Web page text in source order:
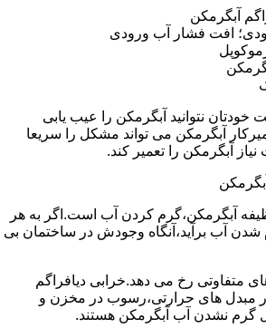
آبگرمکن
افت فشار آب ورودی
نتوانید آبگرمکن را عیب یابی
آبگرمکن می تواند مشکل را سریعا
آبگرمکن را تعمیر کند.
آبگرمکن،گرم کردن آب است.اگر به هر
شدن آب برآید،آنگاه وجودش در ساختمان بی
متفاوتی رخ می دهد.خرابی دیافراگم
مبدل های حرارتی،رسوب در مخزن و
گرم نشدن آب آبگرمکن هستند.